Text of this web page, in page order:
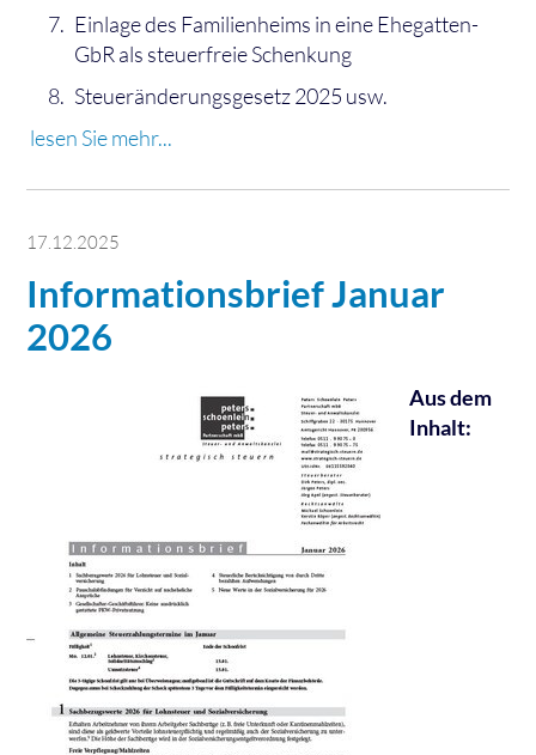
Einlage des Familienheims in eine Ehegatten-
GbR als steuerfreie Schenkung
Steueränderungsgesetz 2025 usw.
lesen Sie mehr...
17.12.2025
Informationsbrief Januar
2026
Aus dem
Inhalt: